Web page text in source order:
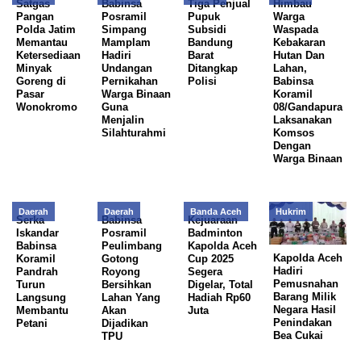
Satgas
Pangan
Polda Jatim
Memantau
Ketersediaan
Minyak
Goreng di
Pasar
Wonokromo
Babinsa
Posramil
Simpang
Mamplam
Hadiri
Undangan
Pernikahan
Warga Binaan
Guna
Menjalin
Silahturahmi
Tiga Penjual
Pupuk
Subsidi
Bandung
Barat
Ditangkap
Polisi
Himbau
Warga
Waspada
Kebakaran
Hutan Dan
Lahan,
Babinsa
Koramil
08/Gandapura
Laksanakan
Komsos
Dengan
Warga Binaan
Daerah
Serka
Iskandar
Babinsa
Koramil
Pandrah
Turun
Langsung
Membantu
Petani
Daerah
Babinsa
Posramil
Peulimbang
Gotong
Royong
Bersihkan
Lahan Yang
Akan
Dijadikan
TPU
Banda Aceh
Kejuaraan
Badminton
Kapolda Aceh
Cup 2025
Segera
Digelar, Total
Hadiah Rp60
Juta
Hukrim
Kapolda Aceh
Hadiri
Pemusnahan
Barang Milik
Negara Hasil
Penindakan
Bea Cukai